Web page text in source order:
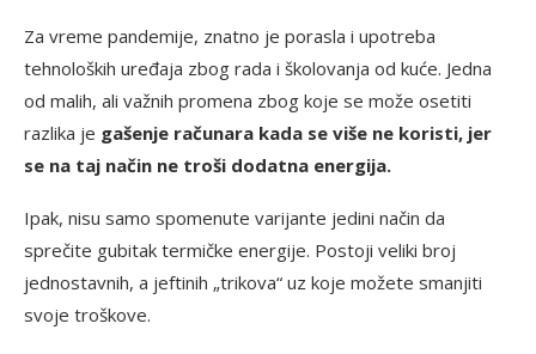
Za vreme pandemije, znatno je porasla i upotreba
tehnoloških uređaja zbog rada i školovanja od kuće. Jedna
od malih, ali važnih promena zbog koje se može osetiti
razlika je gašenje računara kada se više ne koristi, jer
se na taj način ne troši dodatna energija.
Ipak, nisu samo spomenute varijante jedini način da
sprečite gubitak termičke energije. Postoji veliki broj
jednostavnih, a jeftinih „trikova“ uz koje možete smanjiti
svoje troškove.